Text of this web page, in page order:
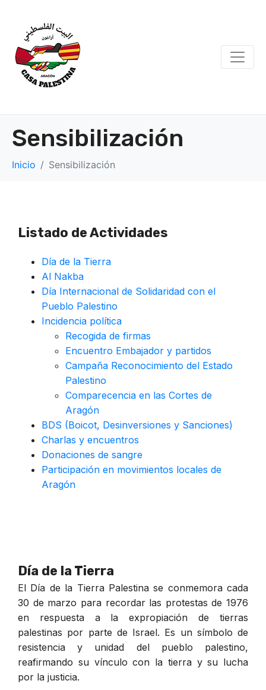
Sensibilización
Inicio Sensibilización
Listado de Actividades
Día de la Tierra
Al Nakba
Día Internacional de Solidaridad con el
Pueblo Palestino
Incidencia política
Recogida de firmas
Encuentro Embajador y partidos
Campaña Reconocimiento del Estado
Palestino
Comparecencia en las Cortes de
Aragón
BDS (Boicot, Desinversiones y Sanciones)
Charlas y encuentros
Donaciones de sangre
Participación en movimientos locales de
Aragón
Día de la Tierra
El Día de la Tierra Palestina se conmemora cada
30 de marzo para recordar las protestas de 1976
en respuesta a la expropiación de tierras
palestinas por parte de Israel. Es un símbolo de
resistencia y unidad del pueblo palestino,
reafirmando su vínculo con la tierra y su lucha
por la justicia.